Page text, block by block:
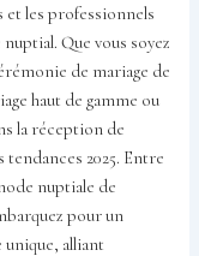
les professionnels
Que vous soyez
de mariage de
haut de gamme ou
la réception de
2025. Entre
nuptiale de
pour un
unique, alliant